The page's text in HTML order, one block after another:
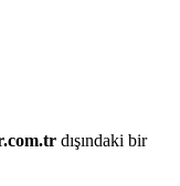
dışındaki bir